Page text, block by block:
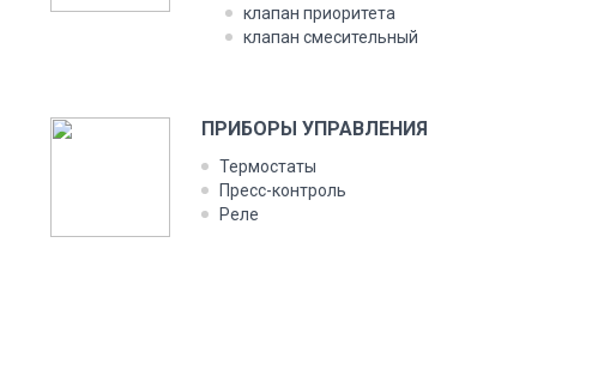
кла­пан при­ори­тета
кла­пан сме­ситель­ный
ПРИ­БОРЫ УП­РАВЛЕ­НИЯ
Тер­моста­ты
Пресс-кон­троль
Ре­ле